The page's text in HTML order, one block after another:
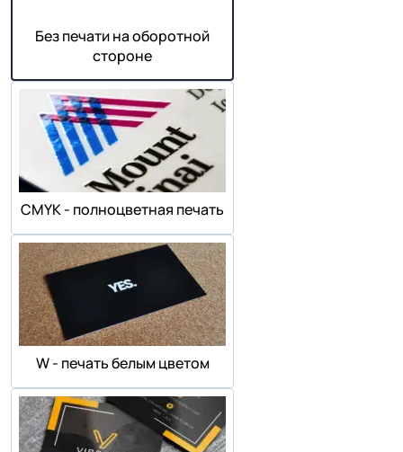
Без печати на оборотной
стороне
СMYK - полноцветная печать
W - печать белым цветом